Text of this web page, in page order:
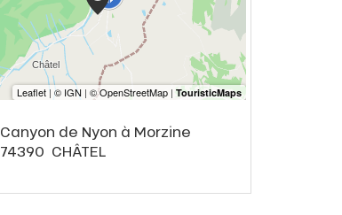
Canyon de Nyon à Morzine
74390 CHÂTEL